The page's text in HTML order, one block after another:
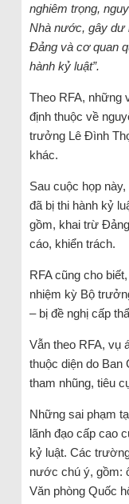
nghiêm trọng,
Nhà nước, gây dư
Đảng và cơ quan
hành kỷ luật”.
Theo RFA, những
định thuộc về
trưởng Lê Đình
khác.
Sau cuộc họp
đã bị thi hành kỷ
gồm, khai trừ
cáo, khiển trách.
RFA cũng cho
nhiệm kỳ Bộ
– bị đề nghị cấp
Vẫn theo RFA, vụ
thuộc diện do Ban
tham nhũng, tiêu
Những sai phạm
lãnh đạo cấp cao
kỷ luật. Các
nước chú ý, gồm:
Văn phòng Quốc